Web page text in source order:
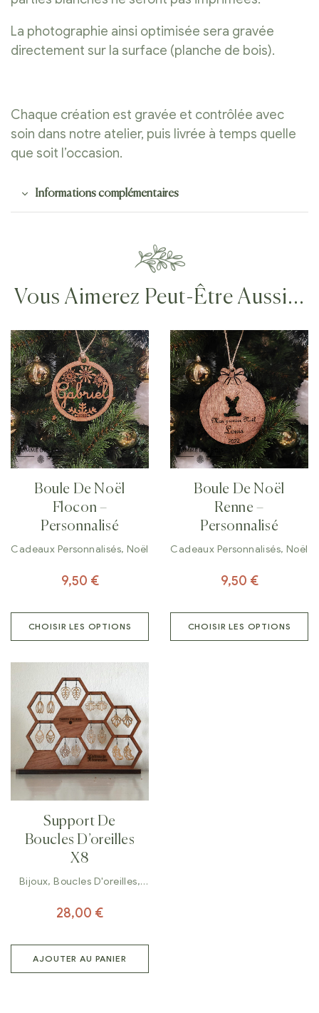
La photographie ainsi optimisée sera gravée
directement sur la surface (planche de bois).
Chaque création est gravée et contrôlée avec
soin dans notre atelier, puis livrée à temps quelle
que soit l’occasion.
Informations complémentaires
Vous Aimerez Peut-Être Aussi…
Boule De Noël
Flocon –
Personnalisé
Cadeaux Personnalisés, Noël
9,50 €
CHOISIR LES OPTIONS
Boule De Noël
Renne –
Personnalisé
Cadeaux Personnalisés, Noël
9,50 €
CHOISIR LES OPTIONS
Support De
Boucles D’oreilles
X8
Bijoux,Boucles D'oreilles,
28,00 €
AJOUTER AU PANIER